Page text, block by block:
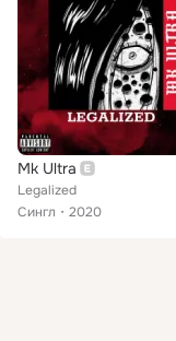
Mk Ultra
Legalized
Сингл
2020